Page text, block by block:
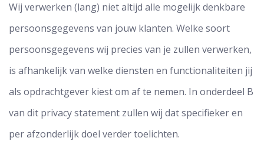
Wij verwerken (lang) niet altijd alle mogelijk denkbare
persoonsgegevens van jouw klanten. Welke soort
persoonsgegevens wij precies van je zullen verwerken,
is afhankelijk van welke diensten en functionaliteiten jij
als opdrachtgever kiest om af te nemen. In onderdeel B
van dit privacy statement zullen wij dat specifieker en
per afzonderlijk doel verder toelichten.